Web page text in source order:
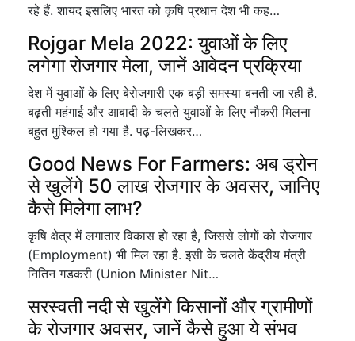
रहे हैं. शायद इसलिए भारत को कृषि प्रधान देश भी कह…
Rojgar Mela 2022: युवाओं के लिए
लगेगा रोजगार मेला, जानें आवेदन प्रक्रिया
देश में युवाओं के लिए बेरोजगारी एक बड़ी समस्या बनती जा रही है.
बढ़ती महंगाई और आबादी के चलते युवाओं के लिए नौकरी मिलना
बहुत मुश्किल हो गया है. पढ़-लिखकर…
Good News For Farmers: अब ड्रोन
से खुलेंगे 50 लाख रोजगार के अवसर, जानिए
कैसे मिलेगा लाभ?
कृषि क्षेत्र में लगातार विकास हो रहा है, जिससे लोगों को रोजगार
(Employment) भी मिल रहा है. इसी के चलते केंद्रीय मंत्री
नितिन गडकरी (Union Minister Nit…
सरस्वती नदी से खुलेंगे किसानों और ग्रामीणों
के रोजगार अवसर, जानें कैसे हुआ ये संभव